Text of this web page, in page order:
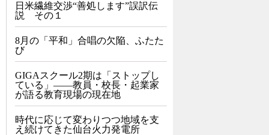
日米繊維交渉“善処します”誤訳伝
説 その１
8月の「平和」合唱の欠陥、ふたた
び
GIGAスクール2期は「ストップし
ている」——教員・校長・起業家
が語る教育現場の現在地
時代に応じて変わりつつ地域を支
え続けてきた仙台火力発電所